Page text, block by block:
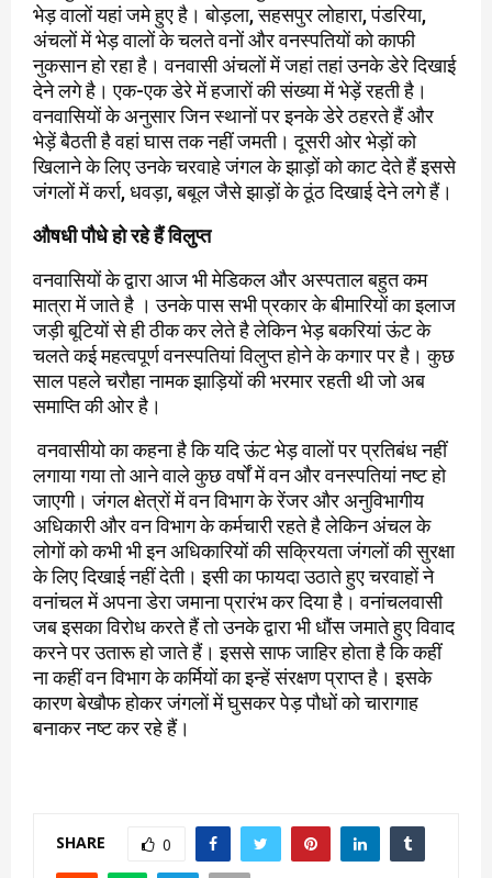
भेड़ वालों यहां जमे हुए है। बोड़ला, सहसपुर लोहारा, पंडरिया,
अंचलों में भेड़ वालों के चलते वनों और वनस्पतियों को काफी
नुकसान हो रहा है। वनवासी अंचलों में जहां तहां उनके डेरे दिखाई
देने लगे है। एक-एक डेरे में हजारों की संख्या में भेड़ें रहती है।
वनवासियों के अनुसार जिन स्थानों पर इनके डेरे ठहरते हैं और
भेड़ें बैठती है वहां घास तक नहीं जमती। दूसरी ओर भेड़ों को
खिलाने के लिए उनके चरवाहे जंगल के झाड़ों को काट देते हैं इससे
जंगलों में कर्रा, धवड़ा, बबूल जैसे झाड़ों के ठूंठ दिखाई देने लगे हैं।
औषधी पौधे हो रहे हैं विलुप्त
वनवासियों के द्वारा आज भी मेडिकल और अस्पताल बहुत कम
मात्रा में जाते है । उनके पास सभी प्रकार के बीमारियों का इलाज
जड़ी बूटियों से ही ठीक कर लेते है लेकिन भेड़ बकरियां ऊंट के
चलते कई महत्वपूर्ण वनस्पतियां विलुप्त होने के कगार पर है। कुछ
साल पहले चरौहा नामक झाड़ियों की भरमार रहती थी जो अब
समाप्ति की ओर है।
वनवासीयो का कहना है कि यदि ऊंट भेड़ वालों पर प्रतिबंध नहीं
लगाया गया तो आने वाले कुछ वर्षों में वन और वनस्पतियां नष्ट हो
जाएगी। जंगल क्षेत्रों में वन विभाग के रेंजर और अनुविभागीय
अधिकारी और वन विभाग के कर्मचारी रहते है लेकिन अंचल के
लोगों को कभी भी इन अधिकारियों की सक्रियता जंगलों की सुरक्षा
के लिए दिखाई नहीं देती। इसी का फायदा उठाते हुए चरवाहों ने
वनांचल में अपना डेरा जमाना प्रारंभ कर दिया है। वनांचलवासी
जब इसका विरोध करते हैं तो उनके द्वारा भी धौंस जमाते हुए विवाद
करने पर उतारू हो जाते हैं। इससे साफ जाहिर होता है कि कहीं
ना कहीं वन विभाग के कर्मियों का इन्हें संरक्षण प्राप्त है। इसके
कारण बेखौफ होकर जंगलों में घुसकर पेड़ पौधों को चारागाह
बनाकर नष्ट कर रहे हैं।
SHARE 0